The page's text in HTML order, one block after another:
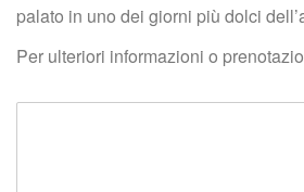
palato in uno dei giorni più dolci
Per ulteriori informazioni o